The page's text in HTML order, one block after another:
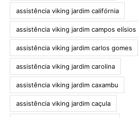
assistência viking jardim califórnia
assistência viking jardim campos elísios
assistência viking jardim carlos gomes
assistência viking jardim carolina
assistência viking jardim caxambu
assistência viking jardim caçula